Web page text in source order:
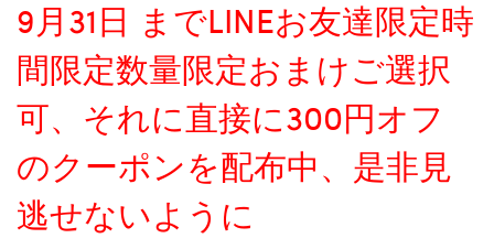
9月31日 までLINEお友達限定時
間限定数量限定おまけご選択
可、それに直接に300円オフ
のクーポンを配布中、是非見
逃せないように